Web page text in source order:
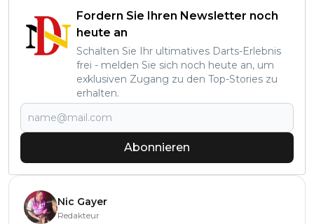
Fordern Sie Ihren Newsletter noch
heute an
Schalten Sie Ihr ultimatives Darts-Erlebnis
frei - melden Sie sich noch heute an, um
exklusiven Zugang zu den Top-Stories zu
erhalten.
Abonnieren
Nic Gayer
Redakteur